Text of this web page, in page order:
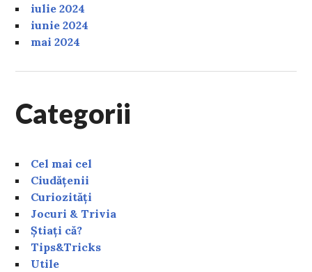
iulie 2024
iunie 2024
mai 2024
Categorii
Cel mai cel
Ciudățenii
Curiozități
Jocuri & Trivia
Știați că?
Tips&Tricks
Utile